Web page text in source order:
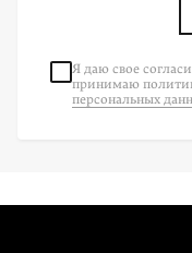
Я даю свое
принимаю
персональных